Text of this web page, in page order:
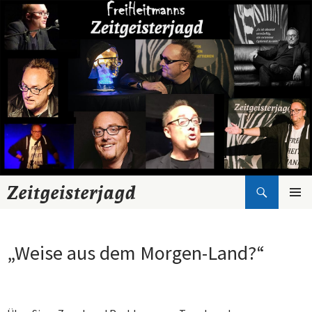
Zeitgeisterjagd
Suchen
Zum
„Weise aus dem Morgen-Land?“